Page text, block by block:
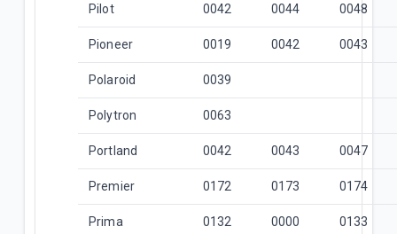
Pilot 0042 0044 0048
Pioneer 0019 0042 0043
Polaroid 0039
Polytron 0063
Portland 0042 0043 0047
Premier 0172 0173 0174
Prima 0132 0000 0133